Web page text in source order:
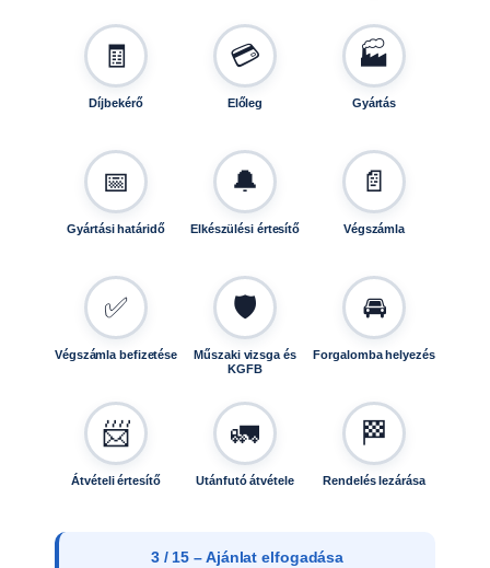
🧾
Díjbekérő
💳
Előleg
🏭
Gyártás
📅
Gyártási határidő
🔔
Elkészülési értesítő
📄
Végszámla
✅
Végszámla befizetése
🛡️
Műszaki vizsga és
KGFB
🚘
Forgalomba helyezés
📨
Átvételi értesítő
🚛
Utánfutó átvétele
🏁
Rendelés lezárása
3 / 15 – Ajánlat elfogadása